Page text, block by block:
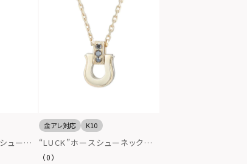
ューネ
金アレ対応 K10
“LUCK”ホースシューネックレ
ス/K10ゴールド【LION HEART
（0）